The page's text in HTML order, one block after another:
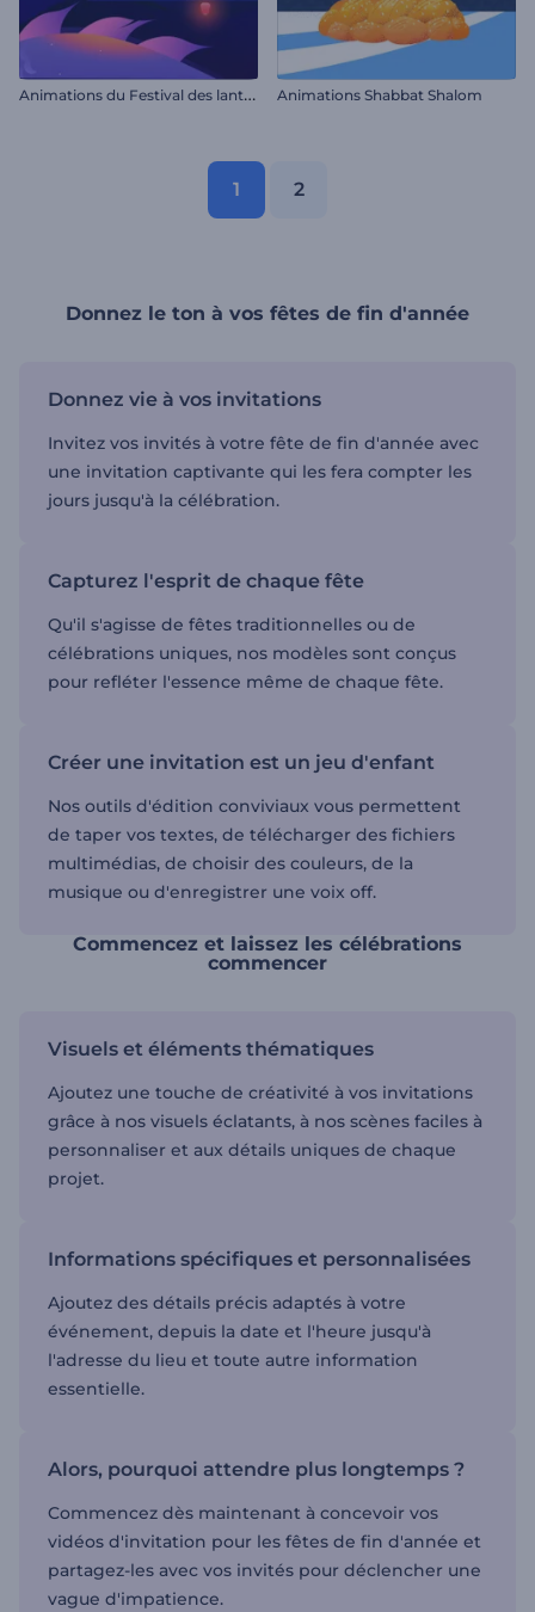
A
nimations du Festival des lanternes Animations Shabbat Shalom
1 2
Donnez le ton à vos fêtes de fin d'année
Donnez vie à vos invitations
Invitez vos invités à votre fête de fin d'année avec
une invitation captivante qui les fera compter les
jours jusqu'à la célébration.
Capturez l'esprit de chaque fête
Qu'il s'agisse de fêtes traditionnelles ou de
célébrations uniques, nos modèles sont conçus
pour refléter l'essence même de chaque fête.
Créer une invitation est un jeu d'enfant
Nos outils d'édition conviviaux vous permettent
de taper vos textes, de télécharger des fichiers
multimédias, de choisir des couleurs, de la
musique ou d'enregistrer une voix off.
Commencez et laissez les célébrations
commencer
Visuels et éléments thématiques
Ajoutez une touche de créativité à vos invitations
grâce à nos visuels éclatants, à nos scènes faciles à
personnaliser et aux détails uniques de chaque
projet.
Informations spécifiques et personnalisées
Ajoutez des détails précis adaptés à votre
événement, depuis la date et l'heure jusqu'à
l'adresse du lieu et toute autre information
essentielle.
Alors, pourquoi attendre plus longtemps ?
Commencez dès maintenant à concevoir vos
vidéos d'invitation pour les fêtes de fin d'année et
partagez-les avec vos invités pour déclencher une
vague d'impatience.